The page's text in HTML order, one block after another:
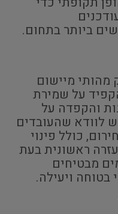
ביותר בתחום.
מהותי מיישום
על שמירת
והקפדה על
לוודא שהעובדים
כולל פינוי
ראשונית בעת
מבטיחים
בטוחה ויעילה.